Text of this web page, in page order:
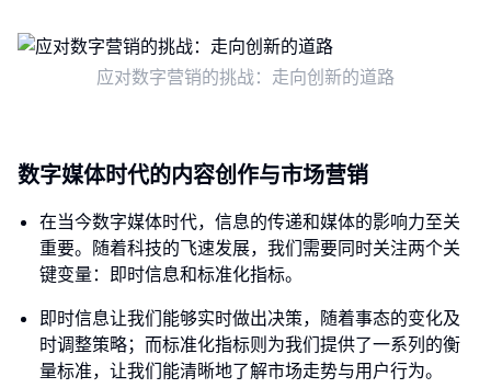
应对数字营销的挑战：走向创新的道路
数字媒体时代的内容创作与市场营销
在当今数字媒体时代，信息的传递和媒体的影响力至关
重要。随着科技的飞速发展，我们需要同时关注两个关
键变量：即时信息和标准化指标。
即时信息让我们能够实时做出决策，随着事态的变化及
时调整策略；而标准化指标则为我们提供了一系列的衡
量标准，让我们能清晰地了解市场走势与用户行为。